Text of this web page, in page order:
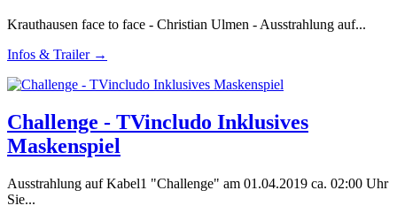
Krauthausen face to face - Christian Ulmen - Ausstrahlung auf...
Infos & Trailer →
Challenge - TVincludo Inklusives
Maskenspiel
Ausstrahlung auf Kabel1 "Challenge" am 01.04.2019 ca. 02:00 Uhr
Sie...